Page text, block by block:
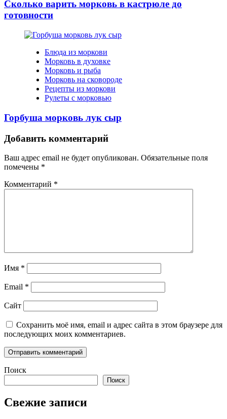
Сколько варить морковь в кастрюле до
готовности
Блюда из моркови
Морковь в духовке
Морковь и рыба
Морковь на сковороде
Рецепты из моркови
Рулеты с морковью
Горбуша морковь лук сыр
Добавить комментарий
Ваш адрес email не будет опубликован. Обязательные поля
помечены *
Комментарий *
Имя *
Email *
Сайт
Сохранить моё имя, email и адрес сайта в этом браузере для
последующих моих комментариев.
Поиск
Поиск
Свежие записи